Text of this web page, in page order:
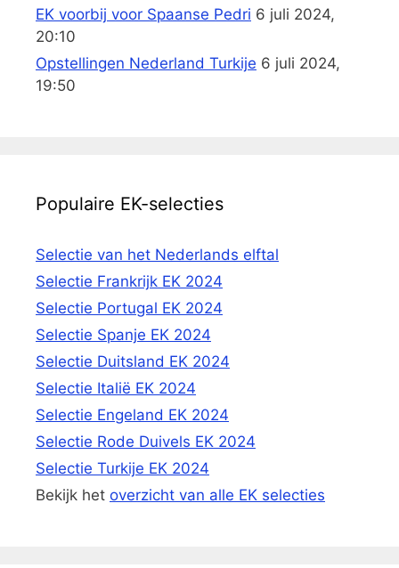
EK voorbij voor Spaanse Pedri 6 juli 2024,
20:10
Opstellingen Nederland Turkije 6 juli 2024,
19:50
Populaire EK-selecties
Selectie van het Nederlands elftal
Selectie Frankrijk EK 2024
Selectie Portugal EK 2024
Selectie Spanje EK 2024
Selectie Duitsland EK 2024
Selectie Italië EK 2024
Selectie Engeland EK 2024
Selectie Rode Duivels EK 2024
Selectie Turkije EK 2024
Bekijk het overzicht van alle EK selecties